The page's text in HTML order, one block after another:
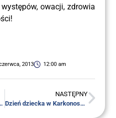
owa­cji, zdro­wia
2013 12:00 am
zdro­wie i radość!
NASTĘPNY
Dzień dziec­ka w Kar­ko­no­skim Sej­mi­ku Osób Niepełnosprawnych